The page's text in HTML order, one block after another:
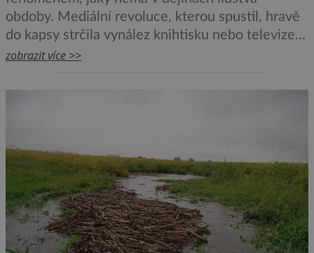
obdoby. Mediální revoluce, kterou spustil, hravě
do kapsy strčila vynález knihtisku nebo televize.
A přece…. Blíží se jeho zánik?Počítačová síť jako
civilizace podřezala větev, na které sedí. Je však
zobrazit více >>